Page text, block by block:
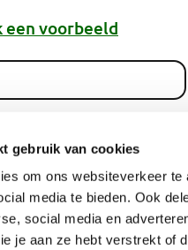
gebruik van cookies
om ons websiteverkeer
media te bieden. Ook
social media en
je aan ze hebt verstrekt of
een voorbeeld
dit recept